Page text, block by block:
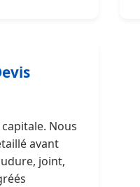
Nous
avant
joint,